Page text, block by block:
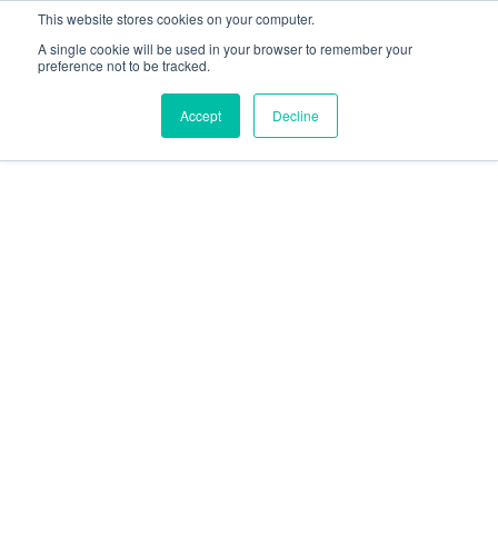
This website stores cookies on your computer.
A single cookie will be used in your browser to remember your
preference not to be tracked.
Accept Decline